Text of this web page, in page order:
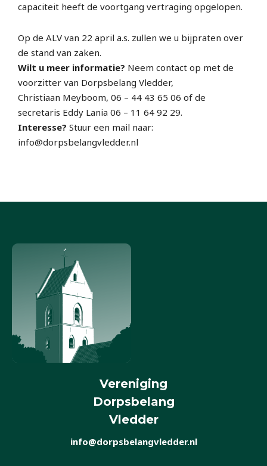
capaciteit heeft de voortgang vertraging opgelopen.
Op de ALV van 22 april a.s. zullen we u bijpraten over
de stand van zaken.
Wilt u meer informatie? Neem contact op met de
voorzitter van Dorpsbelang Vledder,
Christiaan Meyboom, 06 – 44 43 65 06 of de
secretaris Eddy Lania 06 – 11 64 92 29.
Interesse? Stuur een mail naar:
info@dorpsbelangvledder.nl
Vereniging
Dorpsbelang
Vledder
info@dorpsbelangvledder.nl